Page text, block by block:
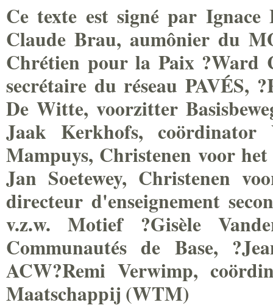
Ce texte est signé par
Claude Brau, aumônier du
Chrétien pour la Paix ?Ward
secrétaire du réseau PAVÉS,
De Witte, voorzitter
Jaak Kerkhofs, coördinator
Mampuys, Christenen voor
Jan Soetewey, Christenen
directeur d'enseignement
v.z.w. Motief ?Gisèle
Communautés de Base,
ACW?Remi Verwimp,
Maatschappij (WTM)